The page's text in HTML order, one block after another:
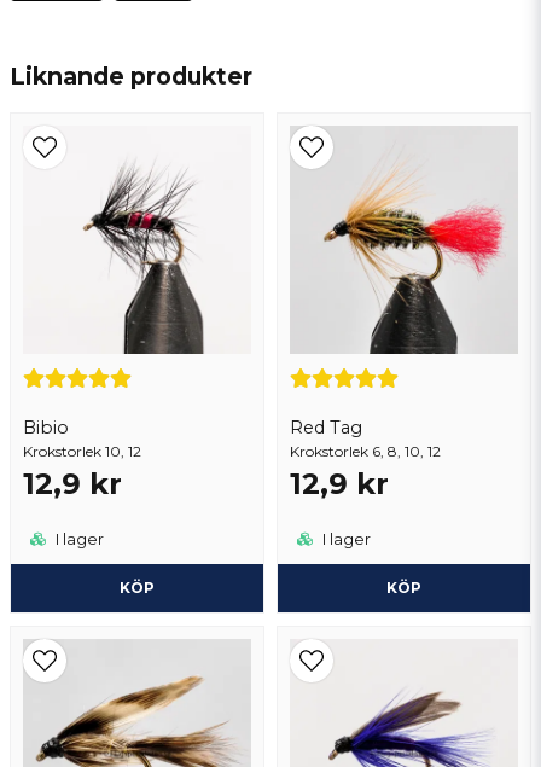
Liknande produkter
Bibio
Krokstorlek 10, 12
12,9 kr
I lager
KÖP
Red Tag
Krokstorlek 6, 8, 10, 12
12,9 kr
I lager
KÖP
Ja, ni får publicera min fråga
Skicka fråga